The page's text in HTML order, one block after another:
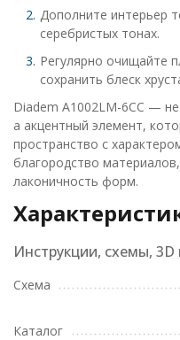
Дополните интерьер
серебристых тонах.
Регулярно очищайте
сохранить блеск
Diadem A1002LM-6CC —
а акцентный элемент,
пространство с
благородство
лаконичность форм.
Инструкции, схемы,
Схема
Каталог